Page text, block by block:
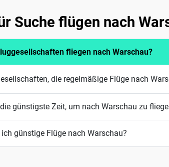
Suche flügen nach
fliegen nach Warschau?
die regelmäßige Flüge nach
günstigste Zeit, um nach Warschau zu
günstige Flüge nach Warschau?